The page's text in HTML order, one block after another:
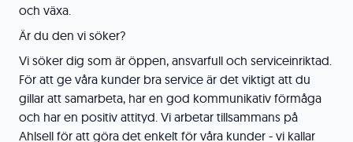
och växa.
Är du den vi söker?
Vi söker dig som är öppen, ansvarfull och serviceinriktad.
För att ge våra kunder bra service är det viktigt att du
gillar att samarbeta, har en god kommunikativ förmåga
och har en positiv attityd. Vi arbetar tillsammans på
Ahlsell för att göra det enkelt för våra kunder - vi kallar